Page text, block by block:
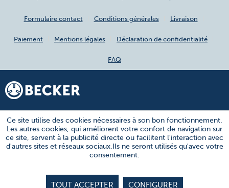
Formulaire contact Conditions générales Livraison
Paiement Mentions légales Déclaration de confidentialité
FAQ
Ce site utilise des cookies nécessaires à son bon fonctionnement.
Les autres cookies, qui améliorent votre confort de navigation sur
ce site, servent à la publicité directe ou facilitent l'interaction avec
d'autres sites et réseaux sociaux,Ils ne seront utilisés qu'avec votre
consentement.
TOUT ACCEPTER CONFIGURER